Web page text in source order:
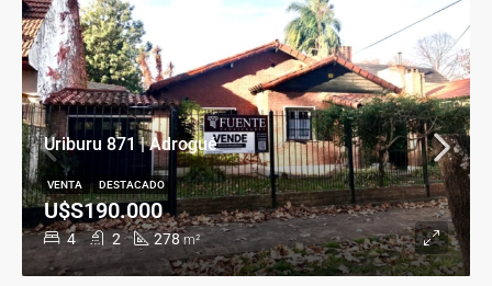
Uriburu 871 | Adrogué
4 2 278 m²
U$S190.000
VENTA DESTACADO